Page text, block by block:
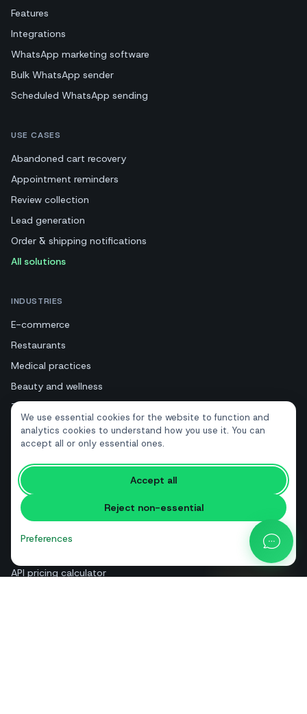
We use essential cookies for the website to function and
analytics cookies to understand how you use it. You can
accept all or only essential ones.
Accept all
Reject non-essential
Preferences
Features
Integrations
WhatsApp marketing software
Bulk WhatsApp sender
Scheduled WhatsApp sending
USE CASES
Abandoned cart recovery
Appointment reminders
Review collection
Lead generation
Order & shipping notifications
All solutions
INDUSTRIES
E-commerce
Restaurants
Medical practices
Beauty and wellness
Tourism and hotels
Real estate
RESOURCES
Free tools
Glossary
API pricing calculator